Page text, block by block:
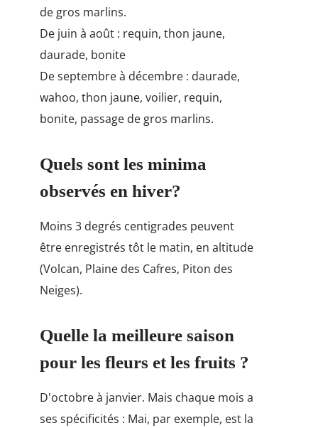
de gros marlins.
De juin à août : requin, thon jaune,
daurade, bonite
De septembre à décembre : daurade,
wahoo, thon jaune, voilier, requin,
bonite, passage de gros marlins.
Quels sont les minima
observés en hiver?
Moins 3 degrés centigrades peuvent
être enregistrés tôt le matin, en altitude
(Volcan, Plaine des Cafres, Piton des
Neiges).
Quelle la meilleure saison
pour les fleurs et les fruits ?
D'octobre à janvier. Mais chaque mois a
ses spécificités : Mai, par exemple, est la